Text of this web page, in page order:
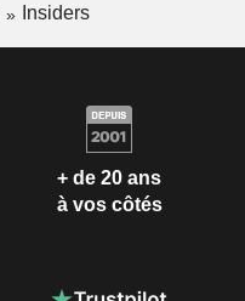
Insiders
+ de 20 ans
à vos côtés